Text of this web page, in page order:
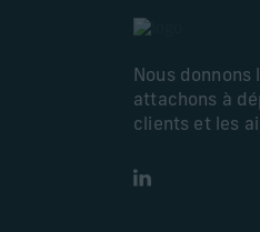
Nous
attachons à
clients et les
LinkedIn